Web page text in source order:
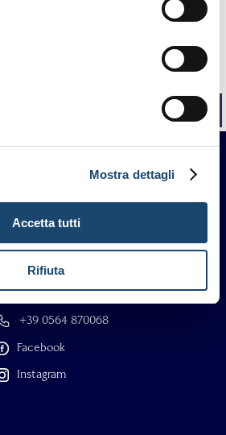
Mostra dettagli
Accetta tutti
Rifiuta
info@thecaesarhotels.com
+39 0564 870068
Facebook
Instagram
Buch